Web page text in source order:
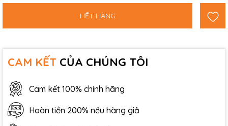
HẾT HÀNG
CAM KẾT CỦA CHÚNG TÔI
Cam kết 100% chính hãng
Hoàn tiền 200% nếu hàng giả